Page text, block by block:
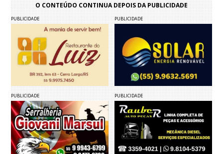
O CONTEÚDO CONTINUA DEPOIS DA PUBLICIDADE
PUBLICIDADE PUBLICIDADE
PUBLICIDADE PUBLICIDADE